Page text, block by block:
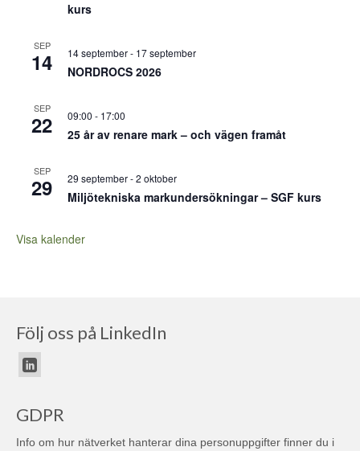
kurs
SEP
14 14 september- 17 september
NORDROCS 2026
SEP
22 09:00 - 17:00
25 år av renare mark – och vägen framåt
SEP
29 29 september-2 oktober
Miljötekniska markundersökningar – SGF kurs
Visa kalender
Följ oss på LinkedIn
GDPR
Info om hur nätverket hanterar dina personuppgifter finner du i